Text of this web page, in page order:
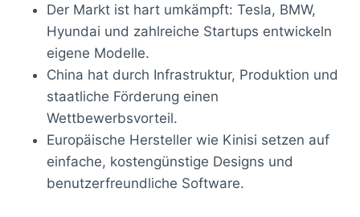
Der Markt ist hart umkämpft: Tesla, BMW,
Hyundai und zahlreiche Startups entwickeln
eigene Modelle.
China hat durch Infrastruktur, Produktion und
staatliche Förderung einen
Wettbewerbsvorteil.
Europäische Hersteller wie Kinisi setzen auf
einfache, kostengünstige Designs und
benutzerfreundliche Software.